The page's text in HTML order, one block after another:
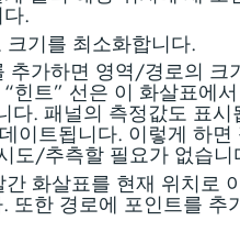
.
기를 최소화합니다.
추가하면 영역/경로의 크
힌트” 선은 이 화살표에
다. 패널의 측정값도 표시
이트됩니다. 이렇게 하면
도/추측할 필요가 없습니
화살표를 현재 위치로
또한 경로에 포인트를 추